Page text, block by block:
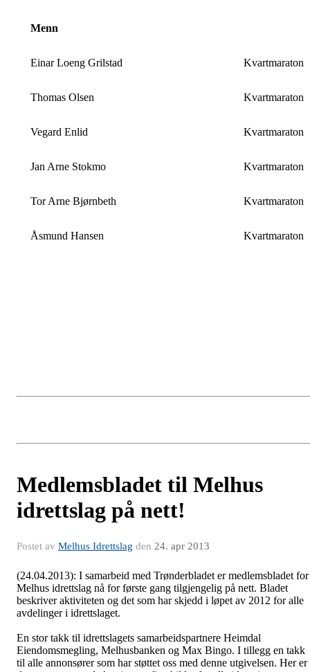
Menn
Einar Loeng Grilstad Kvartmaraton
Thomas Olsen Kvartmaraton
Vegard Enlid Kvartmaraton
Jan Arne Stokmo Kvartmaraton
Tor Arne Bjørnbeth Kvartmaraton
Åsmund Hansen Kvartmaraton
Medlemsbladet til Melhus
idrettslag på nett!
Postet av Melhus Idrettslag den 24. apr 2013
(24.04.2013): I samarbeid med Trønderbladet er medlemsbladet for
Melhus idrettslag nå for første gang tilgjengelig på nett. Bladet
beskriver aktiviteten og det som har skjedd i løpet av 2012 for alle
avdelinger i idrettslaget.
En stor takk til idrettslagets samarbeidspartnere Heimdal
Eiendomsmegling, Melhusbanken og Max Bingo. I tillegg en takk
til alle annonsører som har støttet oss med denne utgivelsen. Her er